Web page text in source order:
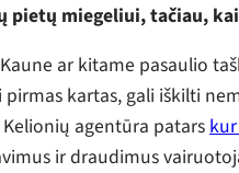
pietų miegeliui, tačiau,
ar kitame pasaulio
kartas, gali iškilti
agentūra patars
ir draudimus